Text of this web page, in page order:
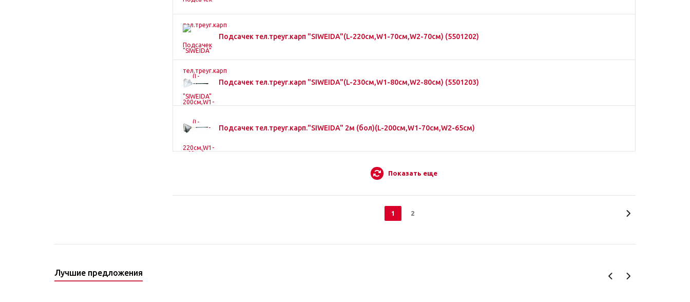
Подсачек тел.треуг.карп "SIWEIDA"(L-220см,W1-70см,W2-70см) (5501202)
Подсачек тел.треуг.карп "SIWEIDA"(L-230см,W1-80см,W2-80см) (5501203)
Подсачек тел.треуг.карп."SIWEIDA" 2м (бол)(L-200см,W1-70см,W2-65см)
Показать еще
1 2
Лучшие предложения